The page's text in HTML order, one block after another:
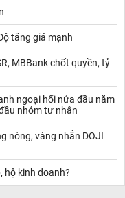
tăng giá mạnh
MBBank chốt quyền, tỷ
ngoại hối nửa đầu năm
nhóm tư nhân
nóng, vàng nhẫn DOJI
hộ kinh doanh?